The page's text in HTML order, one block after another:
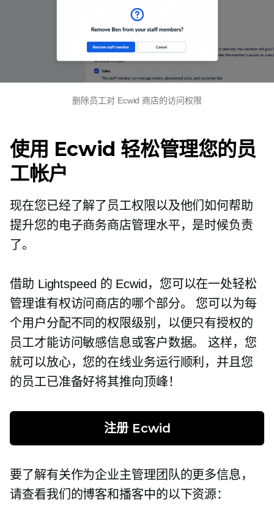
删除员工对 Ecwid 商店的访问权限
使用 Ecwid 轻松管理您的员
工帐户
现在您已经了解了员工权限以及他们如何帮助
提升您的电子商务商店管理水平，是时候负责
了。
借助 Lightspeed 的 Ecwid，您可以在一处轻松
管理谁有权访问商店的哪个部分。 您可以为每
个用户分配不同的权限级别，以便只有授权的
员工才能访问敏感信息或客户数据。 这样，您
就可以放心，您的在线业务运行顺利，并且您
的员工已准备好将其推向顶峰！
注册 Ecwid
要了解有关作为企业主管理团队的更多信息，
请查看我们的博客和播客中的以下资源：